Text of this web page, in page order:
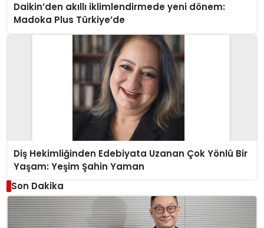
Daikin’den akıllı iklimlendirmede yeni dönem:
Madoka Plus Türkiye’de
Diş Hekimliğinden Edebiyata Uzanan Çok Yönlü Bir
Yaşam: Yeşim Şahin Yaman
Son Dakika